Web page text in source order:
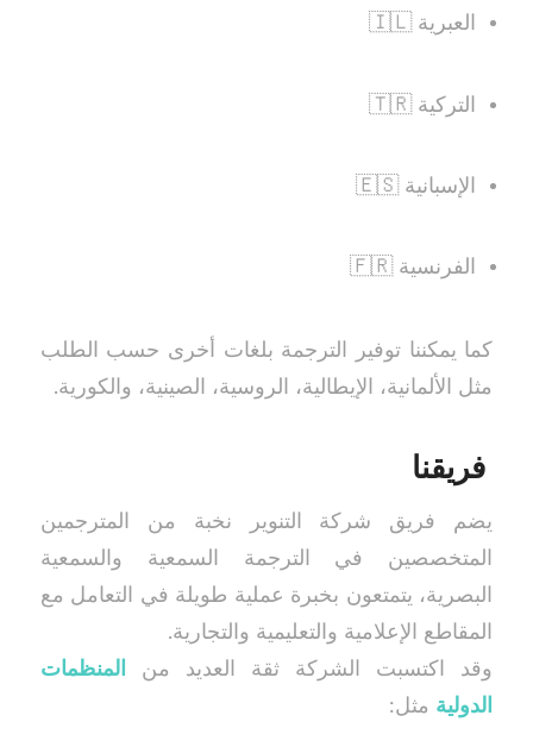
العبرية 🇮🇱
التركية 🇹🇷
الإسبانية 🇪🇸
الفرنسية 🇫🇷
كما يمكننا توفير الترجمة بلغات أخرى حسب الطلب
مثل الألمانية، الإيطالية، الروسية، الصينية، والكورية.
فريقنا
يضم فريق شركة التنوير نخبة من المترجمين
المتخصصين في الترجمة السمعية والسمعية
البصرية، يتمتعون بخبرة عملية طويلة في التعامل مع
المقاطع الإعلامية والتعليمية والتجارية.
وقد اكتسبت الشركة ثقة العديد من
المنظمات
الدولية مثل: